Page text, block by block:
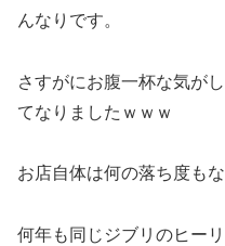
んなりです。
さすがにお腹一杯な気が
てなりましたｗｗｗ
お店自体は何の落ち度も
何年も同じジブリのヒー